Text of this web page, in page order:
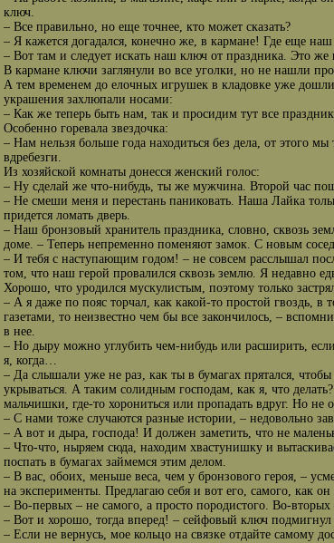
ключ.
– Все правильно, но еще точнее, кто может сказать?
– Я кажется догадался, конечно же, в кармане! Где еще
– Вот там и следует искать наш ключ от праздника. Это
В кармане ключи заглянули во все уголки, но не нашли
А тем временем до елочных игрушек в кладовке уже
украшения захлюпали носами:
– Как же теперь быть нам, так и просидим тут все
Особенно горевала звездочка:
– Нам нельзя больше года находиться без дела, от этого
вдребезги.
Из хозяйской комнаты донесся женский голос:
– Ну сделай же что-нибудь, ты же мужчина. Второй час
– Не смеши меня и перестань паниковать. Наша Лайка
придется ломать дверь.
– Наш бронзовый хранитель праздника, словно, сквозь
доме. – Теперь непременно поменяют замок. С новым
– И тебя с наступающим годом! – не совсем расслышал
том, что наш герой провалился сквозь землю. Я недавно
Хорошо, что уродился мускулистым, поэтому только застрял
– А я даже по пояс торчал, как какой-то простой гвоздь,
газетами, то неизвестно чем бы все закончилось, –
в нее.
– Но дыру можно углубить чем-нибудь или расширить,
я, когда…
– Да слышали уже не раз, как ты в бумагах прятался,
укрываться. А таким солидным господам, как я, что
мальчишки, где-то хорониться или пропадать вдруг. Но
– С нами тоже случаются разные истории, – недовольно
– А вот и дыра, господа! И должен заметить, что не
– Что-что, ныряем сюда, находим хвастунишку и
поспать в бумагах займемся этим делом.
– В вас, обоих, меньше веса, чем у бронзового героя, –
на эксперименты. Предлагаю себя и вот его, самого, как он
– Во-первых – не самого, а просто породистого. Во-вторых
– Вот и хорошо, тогда вперед! – сейфовый ключ
– Если не вернусь, мое кольцо на связке отдайте самому